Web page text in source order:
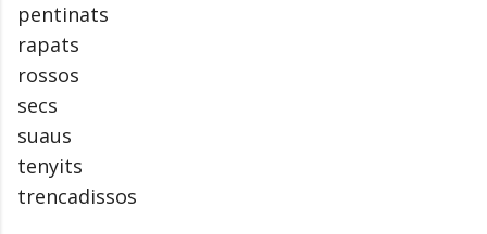
pentinats
rapats
rossos
secs
suaus
tenyits
trencadissos